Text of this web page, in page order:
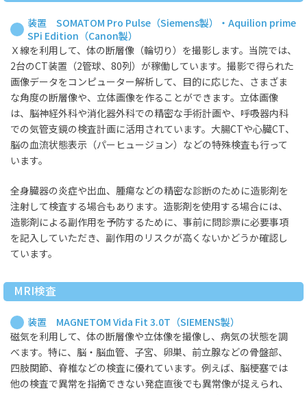
装置 SOMATOM Pro Pulse（Siemens製）・Aquilion prime
SPi Edition（Canon製）
Ｘ線を利用して、体の断層像（輪切り）を撮影します。当院では、
2台のCT装置（2管球、80列）が稼働しています。撮影で得られた
画像データをコンピューター解析して、目的に応じた、さまざま
な角度の断層像や、立体画像を作ることができます。立体画像
は、脳神経外科や消化器外科での精密な手術計画や、呼吸器内科
での気管支鏡の検査計画に活用されています。大腸CTや心臓CT、
脳の血流状態表示（パーヒュージョン）などの特殊検査も行って
います。
全身臓器の炎症や出血、腫瘍などの精密な診断のために造影剤を
注射して検査する場合もあります。造影剤を使用する場合には、
造影剤による副作用を予防するために、事前に問診票に必要事項
を記入していただき、副作用のリスクが高くないかどうか確認し
ています。
MRI検査
装置 MAGNETOM Vida Fit 3.0T（SIEMENS製）
磁気を利用して、体の断層像や立体像を撮像し、病気の状態を調
べます。特に、脳・脳血管、子宮、卵巣、前立腺などの骨盤部、
四肢関節、脊椎などの検査に優れています。例えば、脳梗塞では
他の検査で異常を指摘できない発症直後でも異常像が捉えられ、